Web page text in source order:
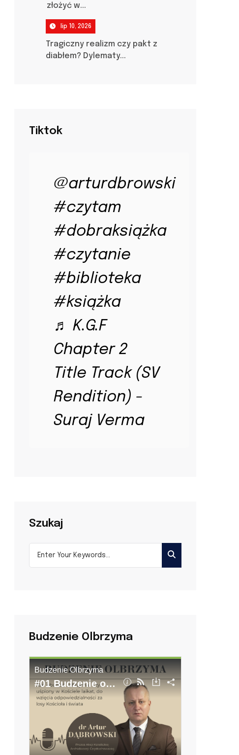
złożyć w...
lip 10, 2026
Tragiczny realizm czy pakt z
diabłem? Dylematy...
Tiktok
@arturdbrowski
#czytam
#dobraksiążka
#czytanie
#biblioteka
#książka
♬ K.G.F
Chapter 2
Title Track (SV
Rendition) -
Suraj Verma
Szukaj
Budzenie Olbrzyma